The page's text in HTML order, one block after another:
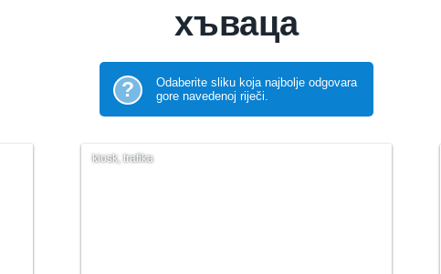
хъваца
?
Odaberite sliku koja najbolje odgovara
gore navedenoj riječi.
kiosk, trafika